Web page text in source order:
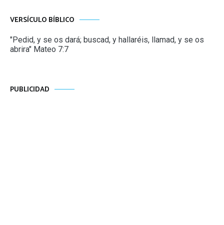
VERSÍCULO BÍBLICO
"Pedid, y se os dará; buscad, y hallaréis, llamad, y se os
abrira" Mateo 7:7
PUBLICIDAD